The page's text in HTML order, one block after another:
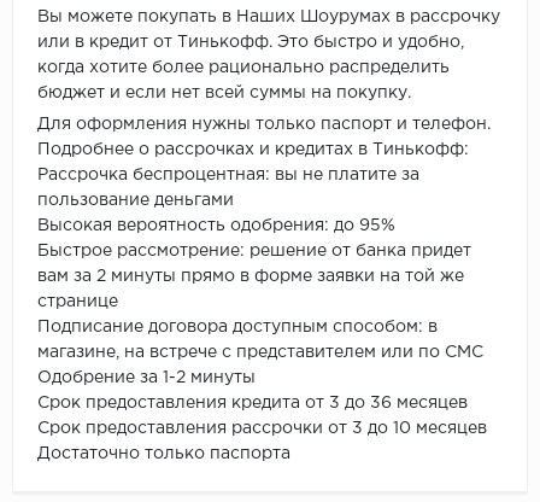
Вы можете покупать в Наших Шоурумах в рассрочку
или в кредит от Тинькофф. Это быстро и удобно,
когда хотите более рационально распределить
бюджет и если нет всей суммы на покупку.
Для оформления нужны только паспорт и телефон.
Подробнее о рассрочках и кредитах в Тинькофф:
Рассрочка беспроцентная: вы не платите за
пользование деньгами
Высокая вероятность одобрения: до 95%
Быстрое рассмотрение: решение от банка придет
вам за 2 минуты прямо в форме заявки на той же
странице
Подписание договора доступным способом: в
магазине, на встрече с представителем или по СМС
Одобрение за 1-2 минуты
Срок предоставления кредита от 3 до 36 месяцев
Срок предоставления рассрочки от 3 до 10 месяцев
Достаточно только паспорта